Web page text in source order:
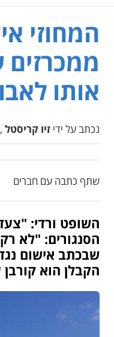
המחוזי
אותו
נכתב על ידי זיו קריסטל ,
שתף כתבה עם חברים
השופט ורדי:
הסנגורים: "לא
שבכתב אישום
הקבלן הוא